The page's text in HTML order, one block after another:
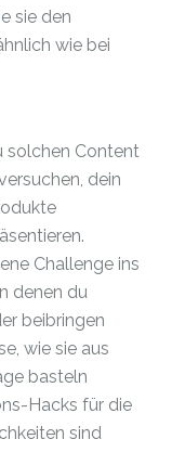
sie den
wie bei
solchen Content
dein
Challenge ins
denen du
beibringen
wie sie aus
basteln
Hacks für die
sind